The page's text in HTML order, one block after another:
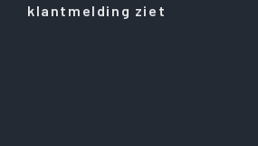
klantmelding ziet